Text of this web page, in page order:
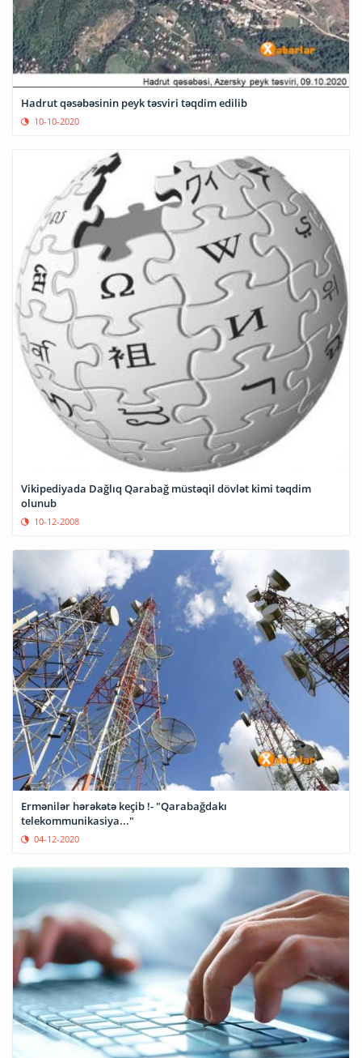
Hadrut qəsəbəsinin peyk təsviri təqdim edilib
10-10-2020
Vikipediyada Dağlıq Qarabağ müstəqil dövlət kimi təqdim
olunub
10-12-2008
Ermənilər hərəkətə keçib !- "Qarabağdakı
telekommunikasiya..."
04-12-2020